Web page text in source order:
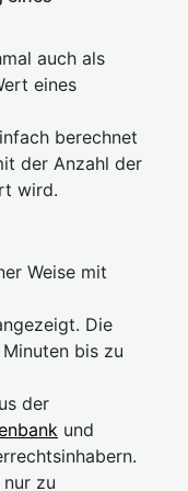
auch als
eines
berechnet
der Anzahl der
wird.
Weise mit
Die
bis zu
der
und
zu